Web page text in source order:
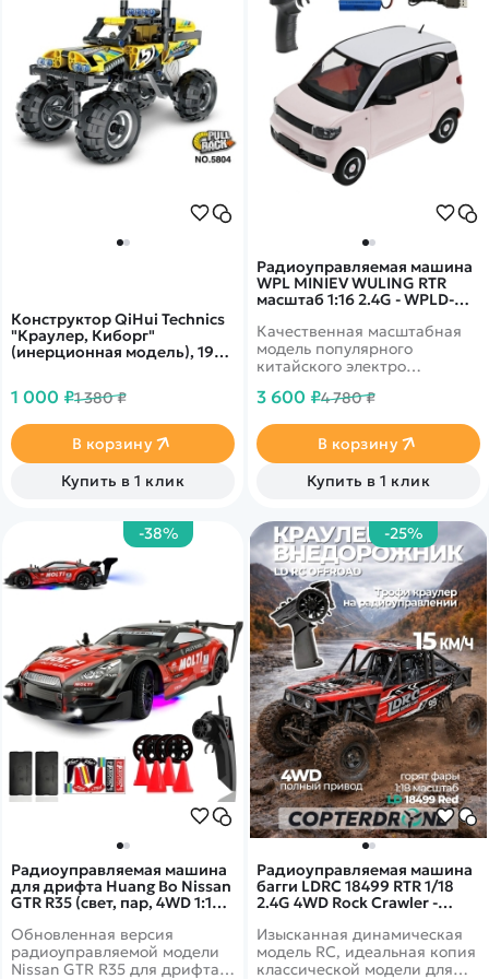
Конструктор QiHui Technics
"Краулер, Киборг"
(инерционная модель), 199
1 000 ₽1 380 ₽
В корзину
Купить в 1 клик
Радиоуправляемая машина
WPL MINIEV WULING RTR
масштаб 1:16 2.4G - WPLD-
Качественная масштабная
модель популярного
китайского электро
дистанционном управлении.
3 600 ₽4 780 ₽
В корзину
Купить в 1 клик
-38%
Радиоуправляемая машина
для дрифта Huang Bo Nissan
GTR R35 (свет, пар, 4WD 1:14)
Обновленная версия
радиоуправляемой модели
Nissan GTR R35 для дрифта с
-25%
Радиоуправляемая машина
багги LDRC 18499 RTR 1/18
2.4G 4WD Rock Crawler -
Изысканная динамическая
модель RC, идеальная копия
классической модели для